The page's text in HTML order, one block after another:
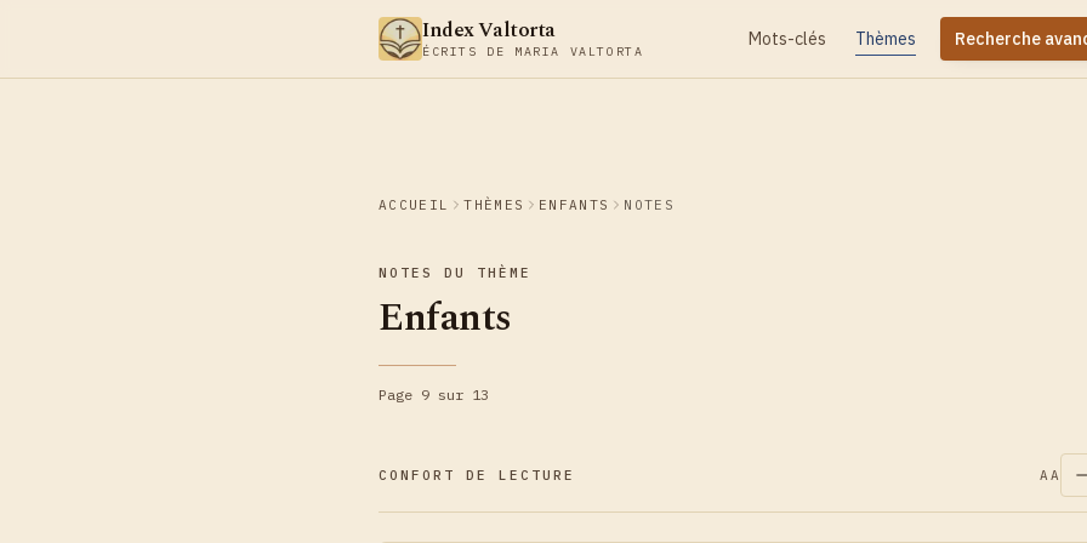
Index Valtorta
ÉCRITS DE MARIA VALTORTA
Mots-clés Thèmes Recherche
ACCUEIL THÈMES ENFANTS NOTES
NOTES DU THÈME
Enfants
Page 9 sur 13
CONFORT DE LECTURE AA